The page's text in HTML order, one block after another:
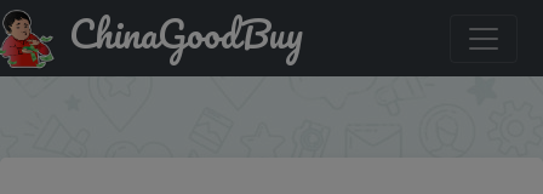
Купити по знижці GBAFFYL115 Original Xiaomi PLM09ZM
10000mAh Mobile Power Bank 2
ChinaGoodBuy